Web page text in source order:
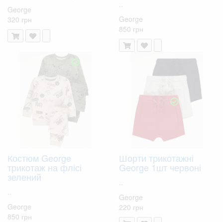
George
320 грн
George
850 грн
Костюм George
трикотаж на флісі
зелений
George
850 грн
Шорти трикотажні
George 1шт червоні
George
220 грн